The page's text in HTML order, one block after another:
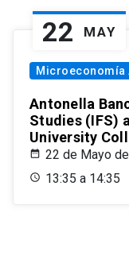
22 MAY
Microeconomía
Antonella
Studies (IFS)
University
22 de Mayo
13:35 a 14:35